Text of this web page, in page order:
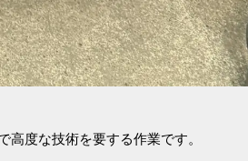
高度な技術を要する作業です。